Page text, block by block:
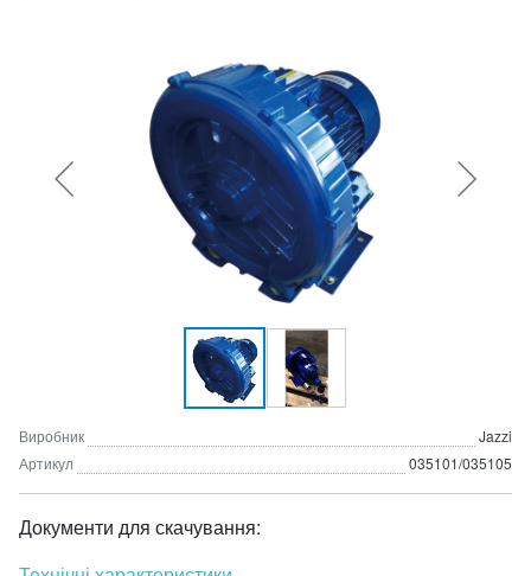
Виробник
Jazzi
Артикул
035101/035105
Документи для скачування: